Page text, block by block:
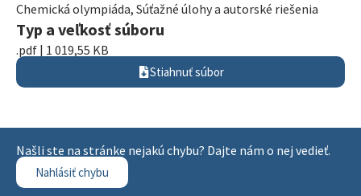
Chemická olympiáda, Súťažné úlohy a autorské riešenia
Typ a veľkosť súboru
.pdf | 1 019,55 KB
Stiahnuť súbor
Našli ste na stránke nejakú chybu? Dajte nám o nej vedieť.
Nahlásiť chybu